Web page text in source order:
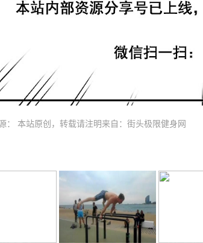
： 本站原创，转载请注明来自：街头极限健身网